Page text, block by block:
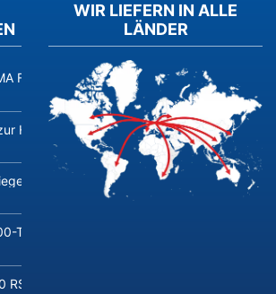
FZS 3200 (Baujahr 2014, Siemens 840D sl)
Herstellung und Verarbeitung von
transfluid DB 642-CNC-R/L zu
Tonnen Hydraulikpresse kaufen
RS 170/155 Spritzgießmaschine kaufen
WIR LIEFERN IN ALLE
LÄNDER